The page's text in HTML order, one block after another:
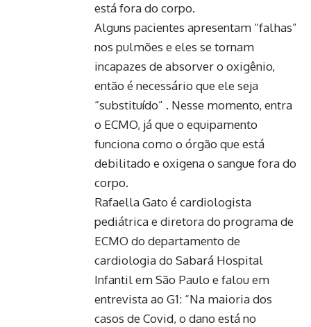
está fora do corpo.
Alguns pacientes apresentam “falhas”
nos pulmões e eles se tornam
incapazes de absorver o oxigênio,
então é necessário que ele seja
“substituído” . Nesse momento, entra
o ECMO, já que o equipamento
funciona como o órgão que está
debilitado e oxigena o sangue fora do
corpo.
Rafaella Gato é cardiologista
pediátrica e diretora do programa de
ECMO do departamento de
cardiologia do Sabará Hospital
Infantil em São Paulo e falou em
entrevista ao G1: “Na maioria dos
casos de Covid, o dano está no